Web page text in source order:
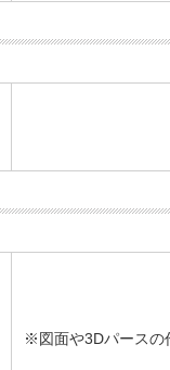
※図面や3Dパースの